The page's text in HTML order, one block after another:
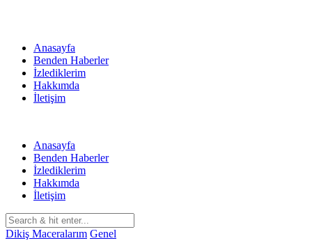
Anasayfa
Benden Haberler
İzlediklerim
Hakkımda
İletişim
Anasayfa
Benden Haberler
İzlediklerim
Hakkımda
İletişim
Dikiş Maceralarım Genel